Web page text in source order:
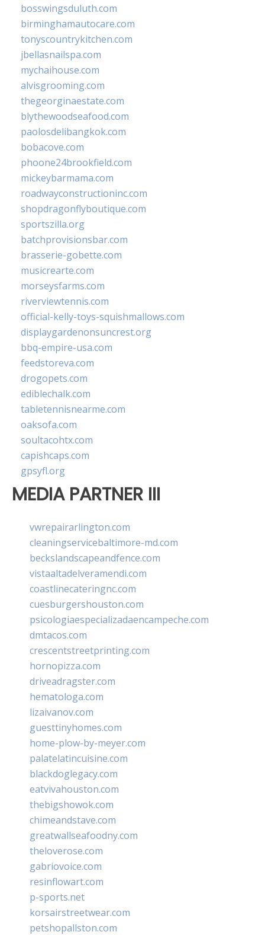
bosswingsduluth.com
birminghamautocare.com
tonyscountrykitchen.com
jbellasnailspa.com
mychaihouse.com
alvisgrooming.com
thegeorginaestate.com
blythewoodseafood.com
paolosdelibangkok.com
bobacove.com
phoone24brookfield.com
mickeybarmama.com
roadwayconstructioninc.com
shopdragonflyboutique.com
sportszilla.org
batchprovisionsbar.com
brasserie-gobette.com
musicrearte.com
morseysfarms.com
riverviewtennis.com
official-kelly-toys-squishmallows.com
displaygardenonsuncrest.org
bbq-empire-usa.com
feedstoreva.com
drogopets.com
ediblechalk.com
tabletennisnearme.com
oaksofa.com
soultacohtx.com
capishcaps.com
gpsyfl.org
MEDIA PARTNER III
vwrepairarlington.com
cleaningservicebaltimore-md.com
beckslandscapeandfence.com
vistaaltadelveramendi.com
coastlinecateringnc.com
cuesburgershouston.com
psicologiaespecializadaencampeche.com
dmtacos.com
crescentstreetprinting.com
hornopizza.com
driveadragster.com
hematologa.com
lizaivanov.com
guesttinyhomes.com
home-plow-by-meyer.com
palatelatincuisine.com
blackdoglegacy.com
eatvivahouston.com
thebigshowok.com
chimeandstave.com
greatwallseafoodny.com
theloverose.com
gabriovoice.com
resinflowart.com
p-sports.net
korsairstreetwear.com
petshopallston.com